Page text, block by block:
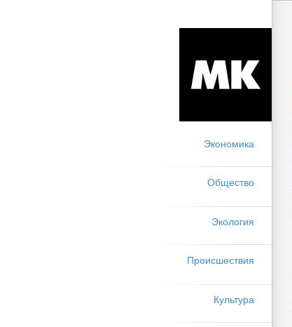
Экономика
Общество
Экология
Происшествия
Культура